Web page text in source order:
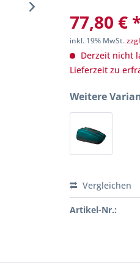
77,80 €
inkl. 19% MwSt.
Derzeit nicht
Lieferzeit zu
Weitere
Vergleichen
Artikel-Nr.: